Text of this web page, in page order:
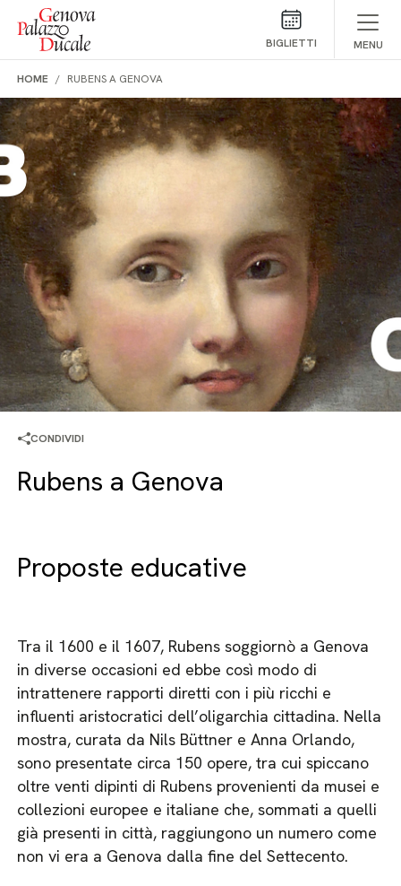
Salta al contenuto
BIGLIETTI MENU
HOME RUBENS A GENOVA
CONDIVIDI
Rubens a Genova
Proposte educative
Tra il 1600 e il 1607, Rubens soggiornò a Genova
in diverse occasioni ed ebbe così modo di
intrattenere rapporti diretti con i più ricchi e
influenti aristocratici dell’oligarchia cittadina. Nella
mostra, curata da Nils Büttner e Anna Orlando,
sono presentate circa 150 opere, tra cui spiccano
oltre venti dipinti di Rubens provenienti da musei e
collezioni europee e italiane che, sommati a quelli
già presenti in città, raggiungono un numero come
non vi era a Genova dalla fine del Settecento.